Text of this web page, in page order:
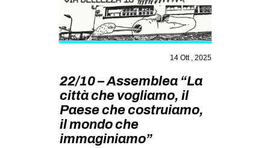
DEGENERAZIONE
GAZA FREESTYLE
CSOA LAMBRETTA
MSM
STUDENTI TSUNAMI
ZAM
MILANO
14 Ott , 2025
22/10 – Assemblea “La
città che vogliamo, il
Paese che costruiamo,
il mondo che
immaginiamo”